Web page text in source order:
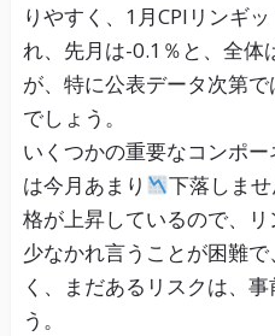
りやすく、1月CPIリンギ
れ、先月は-0.1％と、全体
が、特に公表データ次第
でしょう。
いくつかの重要なコンポ
は今月あまり
下落しま
格が上昇しているので、
少なかれ言うことが困難
く、まだあるリスクは、
う。